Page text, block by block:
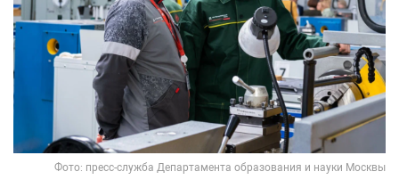
Фото: пресс-служба Департамента образования и науки Москвы